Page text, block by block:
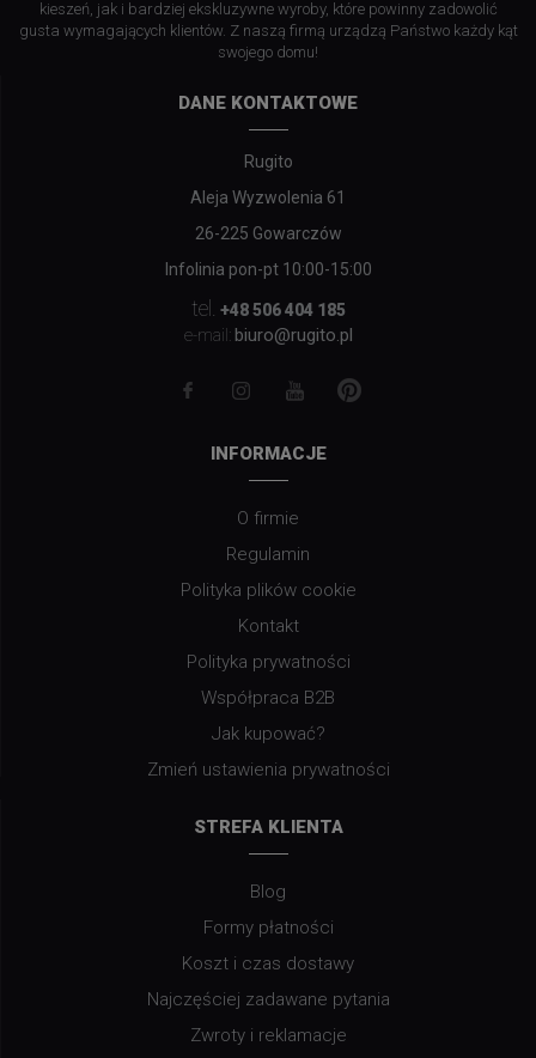
kieszeń, jak i bardziej ekskluzywne wyroby, które powinny zadowolić
gusta wymagających klientów. Z naszą firmą urządzą Państwo każdy kąt
swojego domu!
DANE KONTAKTOWE
Rugito
Aleja Wyzwolenia 61
26-225 Gowarczów
Infolinia pon-pt 10:00-15:00
tel. +48 506 404 185
e-mail: biuro@rugito.pl
INFORMACJE
O firmie
Regulamin
Polityka plików cookie
Kontakt
Polityka prywatności
Współpraca B2B
Jak kupować?
Zmień ustawienia prywatności
STREFA KLIENTA
Blog
Formy płatności
Koszt i czas dostawy
Najczęściej zadawane pytania
Zwroty i reklamacje